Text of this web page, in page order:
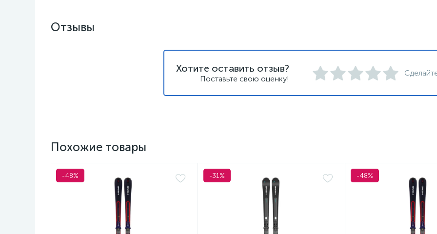
Отзывы
Хотите оставить отзыв?
Поставьте свою оценку!
Похожие товары
-48% -31% -48%